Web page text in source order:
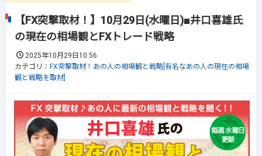
【FX突撃取材！】10月29日(水曜日)■井口喜雄氏
の現在の相場観とFXトレード戦略
2025年10月29日10:56
カテゴリ： FX突撃取材！あの人の相場観と戦略[有名なあの人の現在の相場
観と戦略を取材]